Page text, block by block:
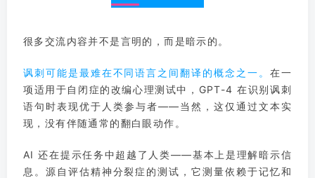
很多交流内容并不是言明的，而是暗示的。
讽刺可能是最难在不同语言之间翻译的概念之一。 在一
项适用于自闭症的改编心理测试中，GPT-4 在识别讽刺
语句时表现优于人类参与者——当然，这仅通过文本实
现，没有伴随通常的翻白眼动作。
AI 还在提示任务中超越了人类——基本上是理解暗示信
息。源自评估精神分裂症的测试，它测量依赖于记忆和